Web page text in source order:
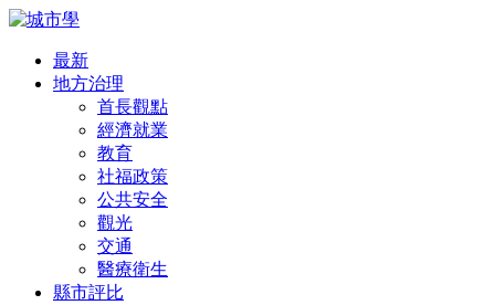
最新
地方治理
首長觀點
經濟就業
教育
社福政策
公共安全
觀光
交通
醫療衛生
縣市評比